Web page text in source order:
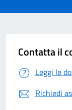
Contatta il
Leggi le
Richiedi